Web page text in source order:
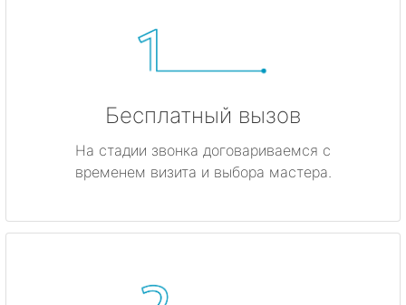
Бесплатный вызов
На стадии звонка договариваемся с
временем визита и выбора мастера.